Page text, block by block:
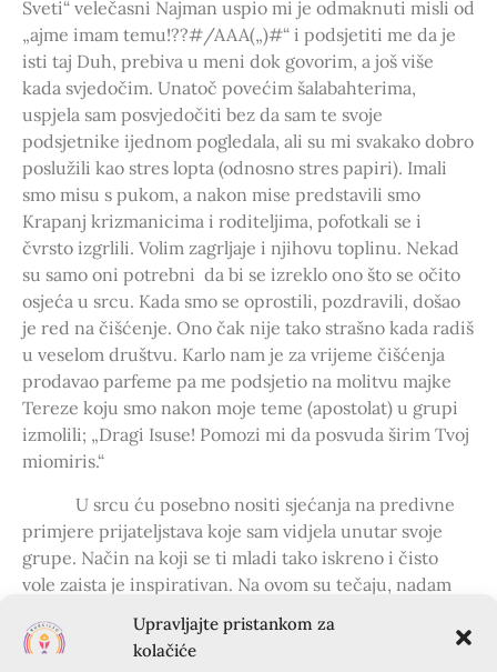
Upravljajte pristankom za
kolačiće
Sveti“ velečasni Najman uspio mi je odmaknuti misli od
„ajme imam temu!??#/AAA(„)#“ i podsjetiti me da je
isti taj Duh, prebiva u meni dok govorim, a još više
kada svjedočim. Unatoč povećim šalabahterima,
uspjela sam posvjedočiti bez da sam te svoje
podsjetnike ijednom pogledala, ali su mi svakako dobro
poslužili kao stres lopta (odnosno stres papiri). Imali
smo misu s pukom, a nakon mise predstavili smo
Krapanj krizmanicima i roditeljima, pofotkali se i
čvrsto izgrlili. Volim zagrljaje i njihovu toplinu. Nekad
su samo oni potrebni da bi se izreklo ono što se očito
osjeća u srcu. Kada smo se oprostili, pozdravili, došao
je red na čišćenje. Ono čak nije tako strašno kada radiš
u veselom društvu. Karlo nam je za vrijeme čišćenja
prodavao parfeme pa me podsjetio na molitvu majke
Tereze koju smo nakon moje teme (apostolat) u grupi
izmolili; „Dragi Isuse! Pomozi mi da posvuda širim Tvoj
miomiris.“
U srcu ću posebno nositi sjećanja na predivne
primjere prijateljstava koje sam vidjela unutar svoje
grupe. Način na koji se ti mladi tako iskreno i čisto
vole zaista je inspirativan. Na ovom su tečaju, nadam
se, saznali da ih Bog isto tako voli, samo još i više!
(Znam, ludo!)